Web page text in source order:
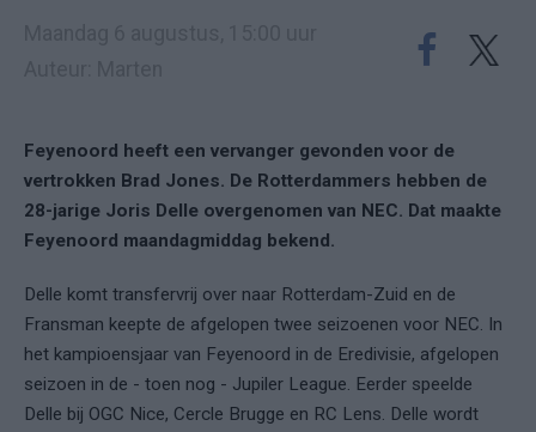
Feyenoord heeft een vervanger gevonden voor de
vertrokken Brad Jones. De Rotterdammers hebben de
28-jarige Joris Delle overgenomen van NEC. Dat maakte
Feyenoord maandagmiddag bekend.
Delle komt transfervrij over naar Rotterdam-Zuid en de
Fransman keepte de afgelopen twee seizoenen voor NEC. In
het kampioensjaar van Feyenoord in de Eredivisie, afgelopen
seizoen in de - toen nog - Jupiler League. Eerder speelde
Delle bij OGC Nice, Cercle Brugge en RC Lens. Delle wordt